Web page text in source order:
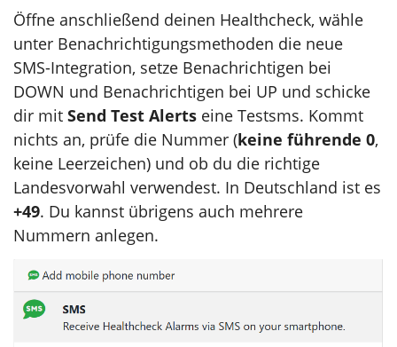
Öffne anschließend deinen Healthcheck, wähle
unter Benachrichtigungsmethoden die neue
SMS-Integration, setze Benachrichtigen bei
DOWN und Benachrichtigen bei UP und schicke
dir mit Send Test Alerts eine Testsms. Kommt
nichts an, prüfe die Nummer (keine führende 0,
keine Leerzeichen) und ob du die richtige
Landesvorwahl verwendest. In Deutschland ist es
+49. Du kannst übrigens auch mehrere
Nummern anlegen.